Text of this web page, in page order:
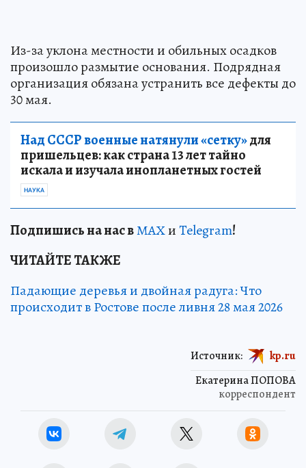
Из-за уклона местности и обильных осадков
произошло размытие основания. Подрядная
организация обязана устранить все дефекты до
30 мая.
Над СССР военные натянули «сетку»для
пришельцев: как страна 13 лет тайно
искала и изучала инопланетных гостей
НАУКА
Подпишись на нас вМАХиTelegram!
ЧИТАЙТЕ ТАКЖЕ
Падающие деревья и двойная радуга: Что
происходит в Ростове после ливня 28 мая 2026
Екатерина ПОПОВА
корреспондент
Источник: kp.ru